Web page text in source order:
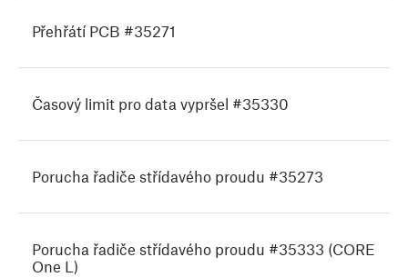
Přehřátí PCB #35271
Časový limit pro data vypršel #35330
Porucha řadiče střídavého proudu #35273
Porucha řadiče střídavého proudu #35333 (CORE
One L)